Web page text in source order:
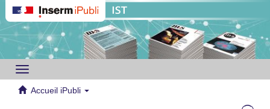
Toggle
navigation
Accueil iPubli